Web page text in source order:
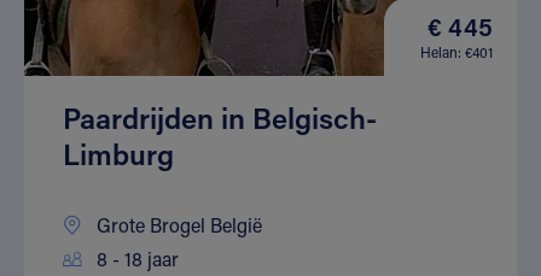
€ 445
Helan: €401
Paardrijden in Belgisch-
Limburg
Grote Brogel België
8 - 18 jaar